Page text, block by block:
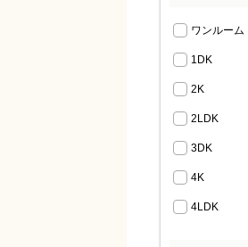
ワンルーム
1DK
2K
2LDK
3DK
4K
4LDK